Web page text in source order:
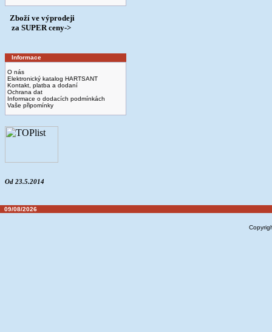
Zboží ve výprodeji
­ za SUPER ceny->
Informace
O nás
Elektronický katalog HARTSANT
Kontakt, platba a dodaní
Ochrana dat
Informace o dodacích podmínkách
Vaše připomínky
Od 23.5.2014
09/08/2026